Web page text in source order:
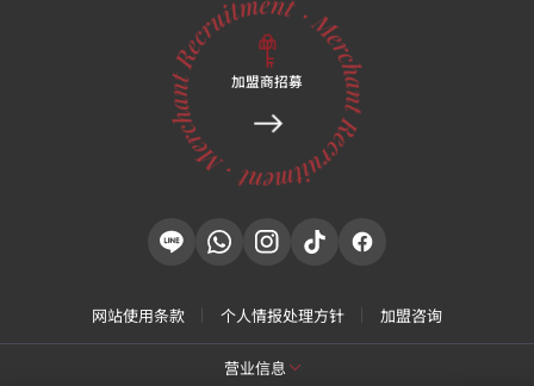
加盟商招募
网站使用条款 个人情报处理方针 加盟咨询
营业信息